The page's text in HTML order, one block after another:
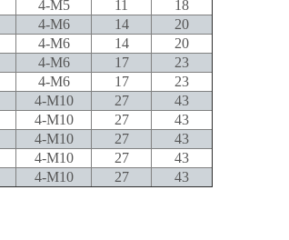
4-M5 11
18
4-M6 14
20
4-M6 14
20
4-M6 17
23
4-M6 17
23
4-M10 27
43
4-M10 27
43
4-M10 27
43
4-M10 27
43
4-M10 27 43